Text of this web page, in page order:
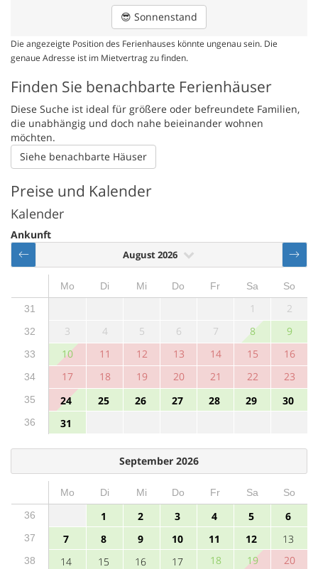
😎 Sonnenstand
Die angezeigte Position des Ferienhauses könnte ungenau sein. Die
genaue Adresse ist im Mietvertrag zu finden.
Finden Sie benachbarte Ferienhäuser
Diese Suche ist ideal für größere oder befreundete Familien,
die unabhängig und doch nahe beieinander wohnen
möchten.
Siehe benachbarte Häuser
Preise und Kalender
Kalender
Ankunft
August 2026
Mo Di Mi Do Fr Sa
So
31
1 2
32 3 4 5 6 7 8 9
33 10 11 12 13 14 15 16
34 17 18 19 20 21 22 23
35 24 25 26 27 28 29 30
36 31
September 2026
Mo Di Mi Do Fr Sa
So
36
1 2 3 4 5 6
37 7 8 9 10 11 12 13
38 14 15 16 17 18 19 20